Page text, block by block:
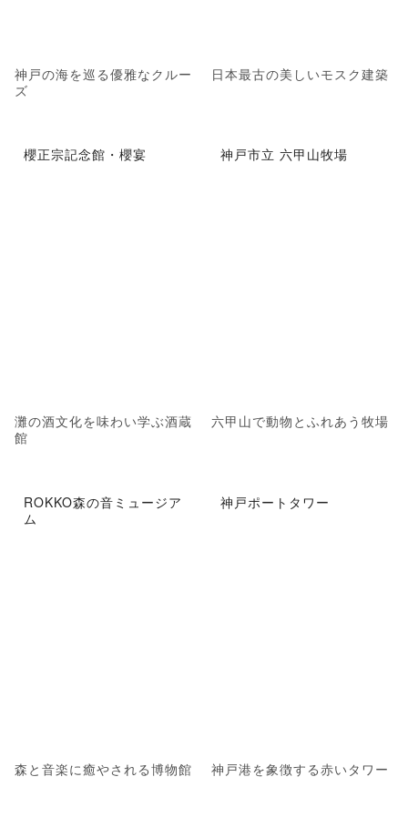
神戸の海を巡る優雅なクルー
ズ
日本最古の美しいモスク建築
櫻正宗記念館・櫻宴
灘の酒文化を味わい学ぶ酒蔵
館
神戸市立 六甲山牧場
六甲山で動物とふれあう牧場
ROKKO森の音ミュージア
ム
森と音楽に癒やされる博物館
神戸ポートタワー
神戸港を象徴する赤いタワー